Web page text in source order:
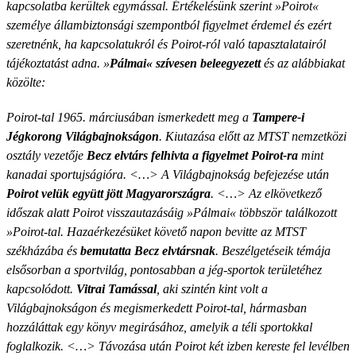
kapcsolatba kerültek egymással. Értékelésünk szerint »Poirot«
személye állambiztonsági szempontból figyelmet érdemel és ezért
szeretnénk, ha kapcsolatukról és Poirot-ról való tapasztalatairól
tájékoztatást adna. »Pálmai« szívesen beleegyezettés az alábbiakat
közölte:
Poirot-tal 1965. márciusában ismerkedett meg a Tampere-i
Jégkorong Világbajnokságon. Kiutazása előtt az MTST nemzetközi
osztály vezetője Becz elvtárs felhivta a figyelmet Poirot-ra mint
kanadai sportujságióra. <…> A Világbajnokság befejezése után
Poirot velük együtt jött Magyarországra. <…> Az elkövetkező
időszak alatt Poirot visszautazásáig »Pálmai« többször találkozott
»Poirot-tal. Hazaérkezésüket követő napon bevitte az MTST
székházába és bemutatta Becz elvtársnak. Beszélgetéseik témája
elsősorban a sportvilág, pontosabban a jég-sportok területéhez
kapcsolódott. Vitrai Tamással, aki szintén kint volt a
Világbajnokságon és megismerkedett Poirot-tal, hármasban
hozzáláttak egy könyv megirásához, amelyik a téli sportokkal
foglalkozik. <…> Távozása után Poirot két izben kereste fel levélben